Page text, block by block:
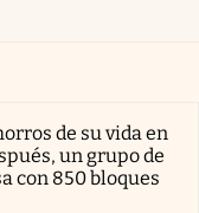
de su vida en
un grupo de
con 850 bloques